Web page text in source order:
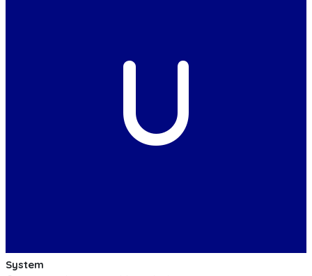
U
System